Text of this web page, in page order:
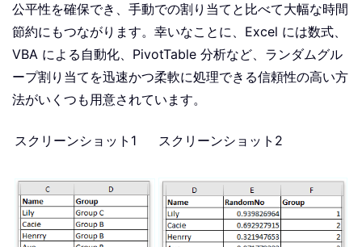
公平性を確保でき、手動での割り当てと比べて大幅な時間
節約にもつながります。幸いなことに、Excel には数式、
VBA による自動化、PivotTable 分析など、ランダムグル
ープ割り当てを迅速かつ柔軟に処理できる信頼性の高い方
法がいくつも用意されています。
スクリーンショット1 スクリーンショット2